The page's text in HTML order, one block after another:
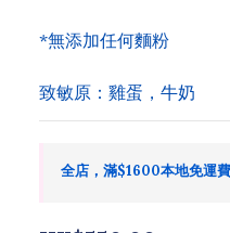
*無添加任何麵粉
致敏原：雞蛋，牛奶
全店，滿$1600本地免運費